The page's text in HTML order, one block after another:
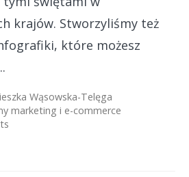
krajów. Stworzyliśmy też
które możesz
Wąsowska-Telęga
marketing i e-commerce